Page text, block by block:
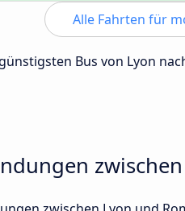
Alle Fahrten für
Bus von Lyon